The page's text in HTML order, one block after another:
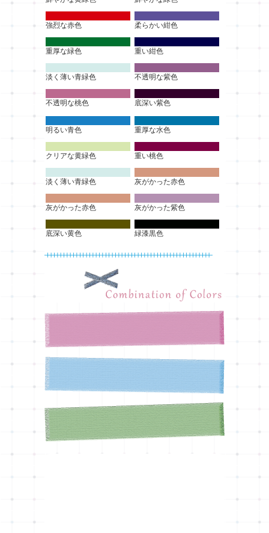
強烈な赤色 柔らかい紺色
重厚な緑色 重い紺色
淡く薄い青緑色 不透明な紫色
不透明な桃色 底深い紫色
明るい青色 重厚な水色
クリアな黄緑色 重い桃色
淡く薄い青緑色 灰がかった赤色
灰がかった赤色 灰がかった紫色
底深い黄色 緑漆黒色